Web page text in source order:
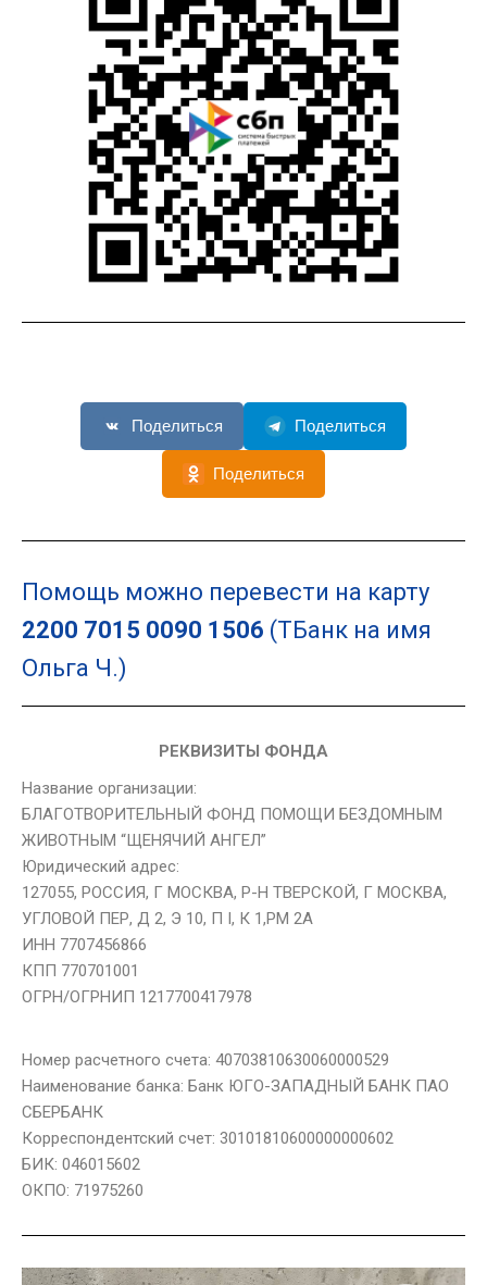
Поделиться Поделиться
Поделиться
Помощь можно перевести на карту
2200 7015 0090 1506 (ТБанк на имя
Ольга Ч.)
РЕКВИЗИТЫ ФОНДА
Название организации:
БЛАГОТВОРИТЕЛЬНЫЙ ФОНД ПОМОЩИ БЕЗДОМНЫМ
ЖИВОТНЫМ “ЩЕНЯЧИЙ АНГЕЛ”
Юридический адрес:
127055, РОССИЯ, Г МОСКВА, Р-Н ТВЕРСКОЙ, Г МОСКВА,
УГЛОВОЙ ПЕР, Д 2, Э 10, П I, К 1,РМ 2А
ИНН 7707456866
КПП 770701001
ОГРН/ОГРНИП 1217700417978
Номер расчетного счета: 40703810630060000529
Наименование банка: Банк ЮГО-ЗАПАДНЫЙ БАНК ПАО
СБЕРБАНК
Корреспондентский счет: 30101810600000000602
БИК: 046015602
ОКПО: 71975260